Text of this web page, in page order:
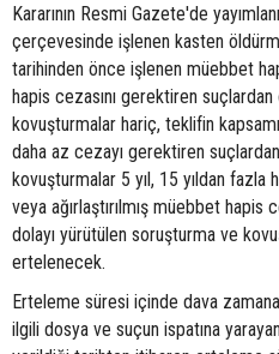
Kararının Resmi Gazete'de
çerçevesinde işlenen kasten
tarihinden önce işlenen müebbet
hapis cezasını gerektiren
kovuşturmalar hariç, teklifin
daha az cezayı gerektiren
kovuşturmalar 5 yıl, 15 yıldan
veya ağırlaştırılmış müebbet hapis
dolayı yürütülen soruşturma ve
ertelenecek.
Erteleme süresi içinde dava
ilgili dosya ve suçun ispatına